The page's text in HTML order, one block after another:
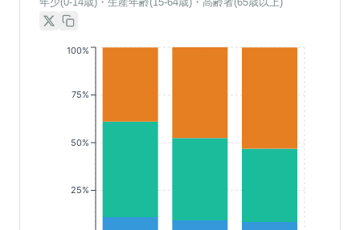
25%
50%
75%
100%